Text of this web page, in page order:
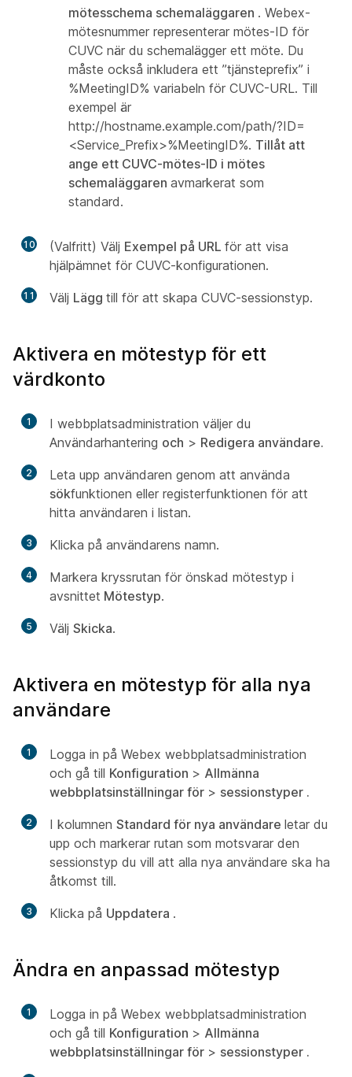
mötesschema schemaläggaren . Webex-
mötesnummer representerar mötes-ID för
CUVC när du schemalägger ett möte. Du
måste också inkludera ett ”tjänsteprefix” i
%MeetingID% variabeln för CUVC-URL. Till
exempel är
http://hostname.example.com/path/?ID=
<Service_Prefix>%MeetingID%. Tillåt att
ange ett CUVC-mötes-ID i mötes
schemaläggaren avmarkerat som
standard.
10 (Valfritt) Välj Exempel på URL för att visa
hjälpämnet för CUVC-konfigurationen.
11 Välj Lägg till för att skapa CUVC-sessionstyp.
Aktivera en mötestyp för ett
värdkonto
1
I webbplatsadministration väljer du
Användarhantering och > Redigera användare.
2
Leta upp användaren genom att använda
sökfunktionen eller registerfunktionen för att
hitta användaren i listan.
3 Klicka på användarens namn.
4
Markera kryssrutan för önskad mötestyp i
avsnittet Mötestyp.
5 Välj Skicka.
Aktivera en mötestyp för alla nya
användare
1
Logga in på Webex webbplatsadministration
och gå till Konfiguration > Allmänna
webbplatsinställningar för > sessionstyper .
2 I kolumnen Standard för nya användare letar du
upp och markerar rutan som motsvarar den
sessionstyp du vill att alla nya användare ska ha
åtkomst till.
3 Klicka på Uppdatera .
Ändra en anpassad mötestyp
1
Logga in på Webex webbplatsadministration
och gå till Konfiguration > Allmänna
webbplatsinställningar för > sessionstyper .